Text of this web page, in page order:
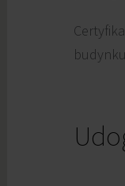
budynku